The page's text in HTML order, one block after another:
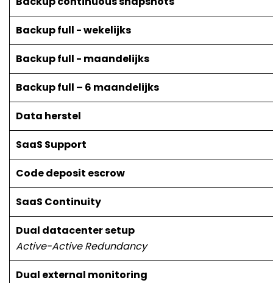
Backup full - wekelijks
Backup full - maandelijks
Backup full – 6 maandelijks
Data herstel
SaaS Support
Code deposit escrow
SaaS Continuity
Dual datacenter setup
Active-Active Redundancy
Dual external monitoring